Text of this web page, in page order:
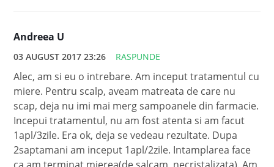
Andreea U
03 AUGUST 2017 23:26 RASPUNDE
Alec, am si eu o intrebare. Am inceput tratamentul cu
miere. Pentru scalp, aveam matreata de care nu
scap, deja nu imi mai merg sampoanele din farmacie.
Incepui tratamentul, nu am fost atenta si am facut
1apl/3zile. Era ok, deja se vedeau rezultate. Dupa
2saptamani am inceput 1apl/2zile. Intamplarea face